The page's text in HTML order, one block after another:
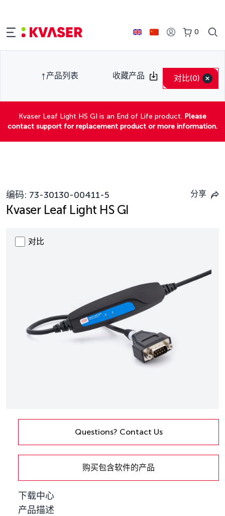
0
产品列表 收藏产品 对比(0)
Kvaser Leaf Light HS GI is an End of Life product. Please
contact support for replacement product or more information.
编码: 73-30130-00411-5 分享
Kvaser Leaf Light HS GI
对比
Questions? Contact Us
购买包含软件的产品
下载中心
产品描述